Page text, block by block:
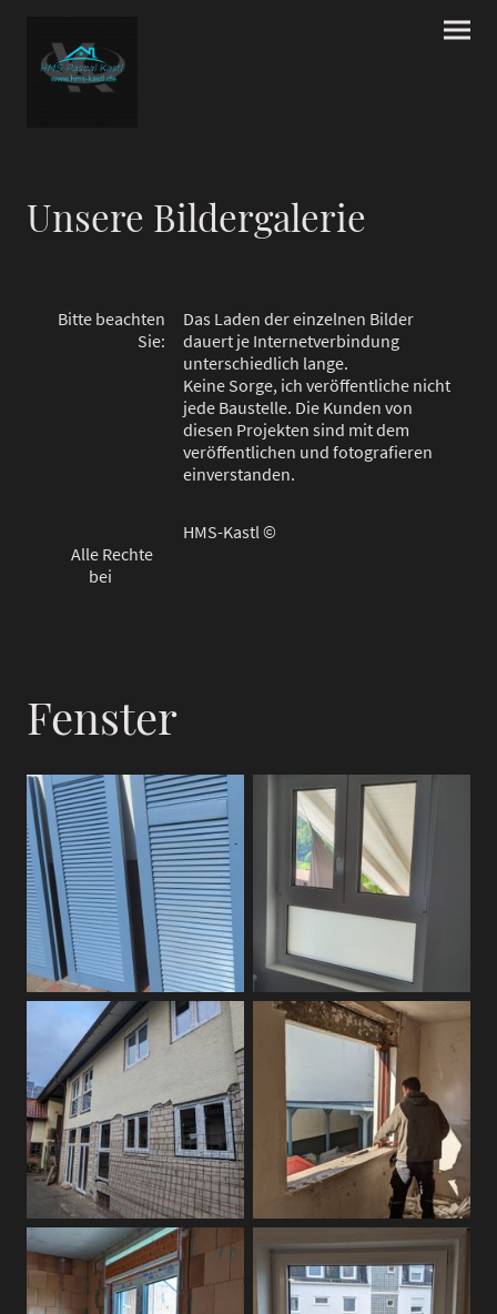
Unsere Bildergalerie
Bitte beachten
Sie:
Das Laden der einzelnen Bilder
dauert je Internetverbindung
unterschiedlich lange.
Keine Sorge, ich veröffentliche nicht
jede Baustelle. Die Kunden von
diesen Projekten sind mit dem
veröffentlichen und fotografieren
einverstanden.
Alle Rechte
bei
HMS-Kastl©
Fenster